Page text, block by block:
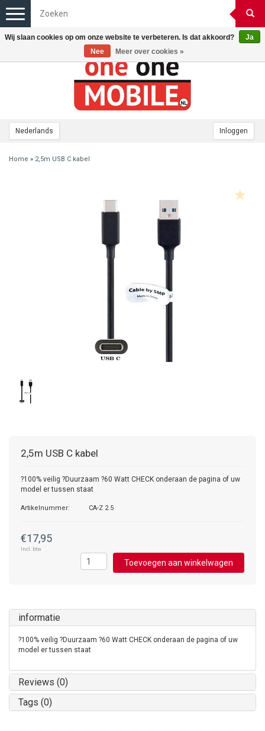
Nederlands Inloggen
Toggle
navigation
Home » 2,5m USB C kabel
2,5m USB C kabel
?100% veilig ?Duurzaam ?60 Watt CHECK onderaan de pagina of uw
model er tussen staat
Artikelnummer: CA-Z 2.5
€17,95
Incl. btw
Toevoegen aan winkelwagen
informatie
?100% veilig ?Duurzaam ?60 Watt CHECK onderaan de pagina of uw
model er tussen staat
Reviews (0)
Tags (0)
Wij slaan cookies op om onze website te verbeteren. Is dat akkoord?
Ja
Nee
Meer over cookies »